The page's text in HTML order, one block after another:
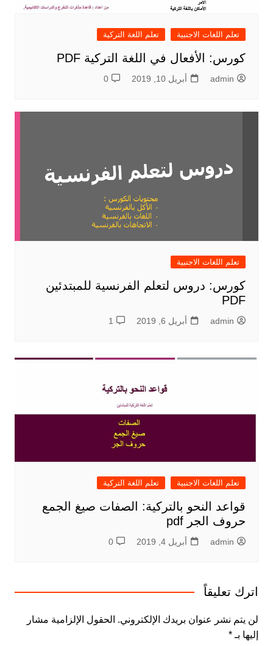
تعلم اللغات الاجنبية تعلم اللغة التركية
كورس: الأفعال في اللغة التركية PDF
admin أبريل 10, 2019 0
تعلم اللغات الاجنبية
كورس: دروس لتعلم الفرنسية للمبتدئين
PDF
admin أبريل 6, 2019 1
تعلم اللغات الاجنبية تعلم اللغة التركية
قواعد النحو بالتركية: الصفات صيغ الجمع
حروف الجر pdf
admin أبريل 4, 2019 0
اترك تعليقاً
لن يتم نشر عنوان بريدك الإلكتروني. الحقول الإلزامية مشار
إليها بـ *